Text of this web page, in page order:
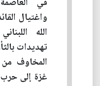
واغتيال
الله
تهديدات
المخاوف
غزة إلى